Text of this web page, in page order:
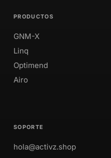
PRODUCTOS
GNM-X
Linq
Optimend
Airo
SOPORTE
hola@activz.shop